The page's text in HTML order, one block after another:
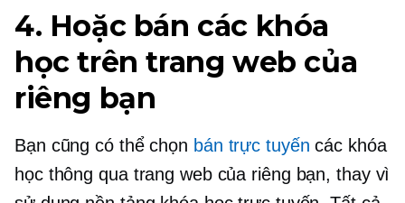
4. Hoặc bán các khóa
học trên trang web của
riêng bạn
Bạn cũng có thể chọn bán trực tuyến các khóa
học thông qua trang web của riêng bạn, thay vì